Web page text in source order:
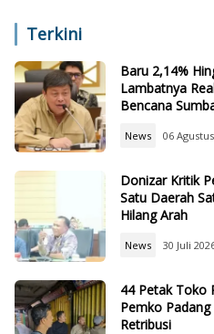
Terkini
Baru 2,14%
Lambatnya
Bencana
News 06
Donizar Kritik
Satu Daerah
Hilang Arah
News 30 Juli
44 Petak Toko
Pemko
Retribusi